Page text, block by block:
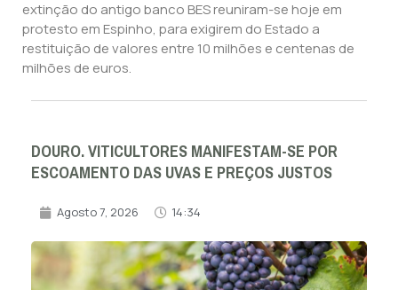
extinção do antigo banco BES reuniram-se hoje em
protesto em Espinho, para exigirem do Estado a
restituição de valores entre 10 milhões e centenas de
milhões de euros.
DOURO. VITICULTORES MANIFESTAM-SE POR
ESCOAMENTO DAS UVAS E PREÇOS JUSTOS
Agosto 7, 2026 14:34